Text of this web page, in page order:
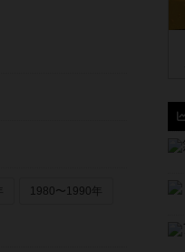
1980〜1990年